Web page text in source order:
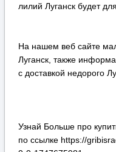
лилий Луганск будет
На нашем веб сайте
Луганск, также
с доставкой недорого
Узнай Больше про
по ссылке https://